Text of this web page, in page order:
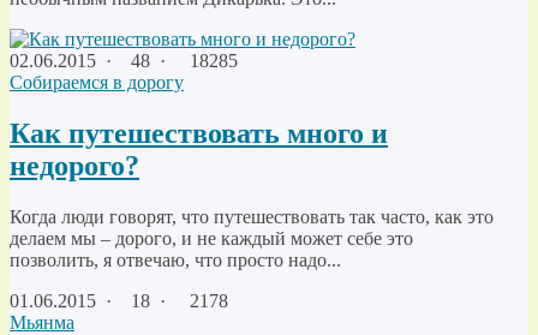
02.06.2015 · 48 ·
18285
Собираемся в дорогу
Как путешествовать много и
недорого?
Когда люди говорят, что путешествовать так часто, как это
делаем мы – дорого, и не каждый может себе это
позволить, я отвечаю, что просто надо...
01.06.2015 · 18 ·
2178
Мьянма